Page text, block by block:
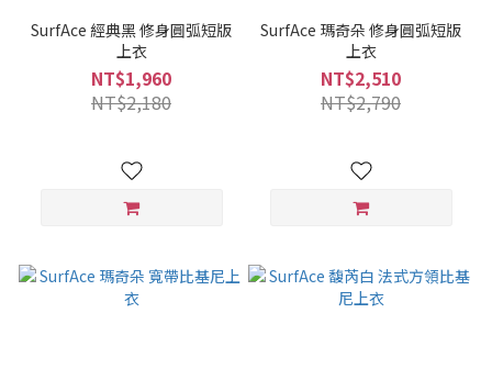
SurfAce 經典黑 修身圓弧短版
上衣
NT$1,960
NT$2,180
SurfAce 瑪奇朵 修身圓弧短版
上衣
NT$2,510
NT$2,790